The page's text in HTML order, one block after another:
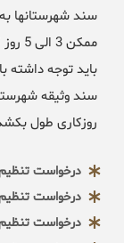
سند شهرستانها
باید توجه داشته
روزکاری طول
درخواست
درخواست تنظیم
درخواست